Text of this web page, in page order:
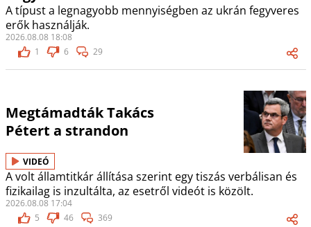
A típust a legnagyobb mennyiségben az ukrán fegyveres
erők használják.
2026.08.08 18:08
1
6 29
Megtámadták Takács
Pétert a strandon
VIDEÓ
A volt államtitkár állítása szerint egy tiszás verbálisan és
fizikailag is inzultálta, az esetről videót is közölt.
2026.08.08 17:04
5
46 369